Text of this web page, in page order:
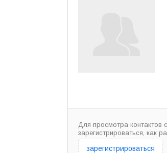
Для просмотра контактов
зарегистрироваться, как
зарегистрироваться